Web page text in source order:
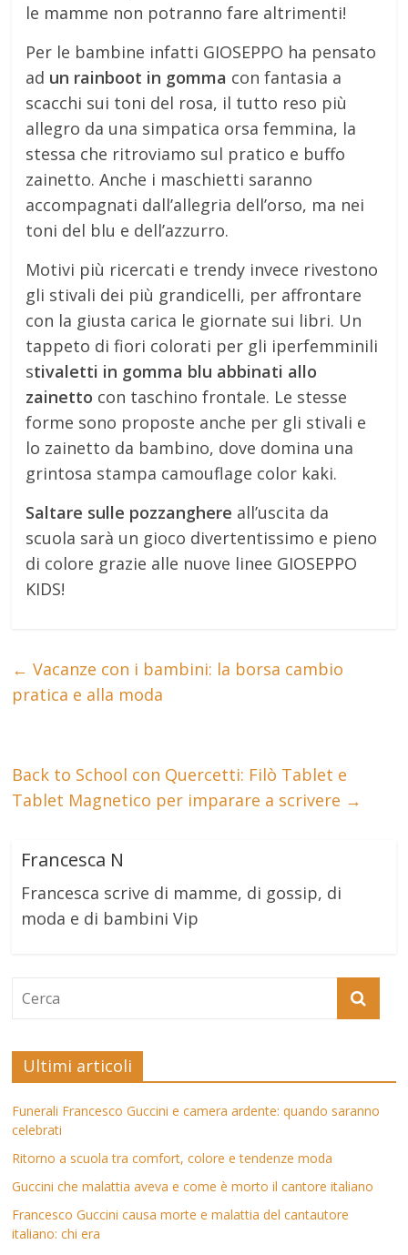
le mamme non potranno fare altrimenti!
Per le bambine infatti GIOSEPPO ha pensato
ad un rainboot in gomma con fantasia a
scacchi sui toni del rosa, il tutto reso più
allegro da una simpatica orsa femmina, la
stessa che ritroviamo sul pratico e buffo
zainetto. Anche i maschietti saranno
accompagnati dall’allegria dell’orso, ma nei
toni del blu e dell’azzurro.
Motivi più ricercati e trendy invece rivestono
gli stivali dei più grandicelli, per affrontare
con la giusta carica le giornate sui libri. Un
tappeto di fiori colorati per gli iperfemminili
stivaletti in gomma blu abbinati allo
zainetto con taschino frontale. Le stesse
forme sono proposte anche per gli stivali e
lo zainetto da bambino, dove domina una
grintosa stampa camouflage color kaki.
Saltare sulle pozzanghere all’uscita da
scuola sarà un gioco divertentissimo e pieno
di colore grazie alle nuove linee GIOSEPPO
KIDS!
← Vacanze con i bambini: la borsa cambio
pratica e alla moda
Back to School con Quercetti: Filò Tablet e
Tablet Magnetico per imparare a scrivere →
Francesca N
Francesca scrive di mamme, di gossip, di
moda e di bambini Vip
Ultimi articoli
Funerali Francesco Guccini e camera ardente: quando saranno
celebrati
Ritorno a scuola tra comfort, colore e tendenze moda
Guccini che malattia aveva e come è morto il cantore italiano
Francesco Guccini causa morte e malattia del cantautore
italiano: chi era